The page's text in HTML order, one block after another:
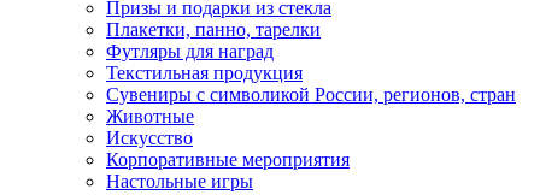
Призы и подарки из стекла
Плакетки, панно, тарелки
Футляры для наград
Текстильная продукция
Сувениры с символикой России, регионов, стран
Животные
Искусство
Корпоративные мероприятия
Настольные игры